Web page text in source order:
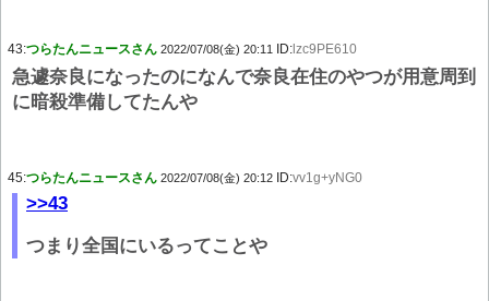
43:つらたんニュースさん 2022/07/08(金) 20:11 ID: lzc9PE610
急遽奈良になったのになんで奈良在住のやつが用意周到
に暗殺準備してたんや
45:つらたんニュースさん 2022/07/08(金) 20:12 ID:vv1g+yNG0
>>43
つまり全国にいるってことや